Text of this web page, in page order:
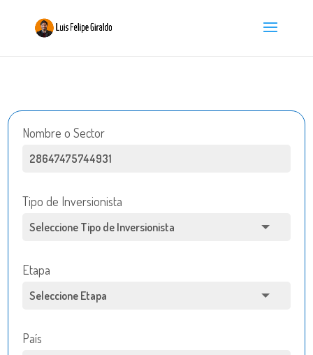
Nombre o Sector
Tipo de Inversionista
Etapa
País